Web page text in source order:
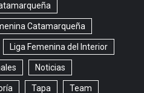
Catamarqueña
Liga Femenina del Interior
Noticias
Tapa Team